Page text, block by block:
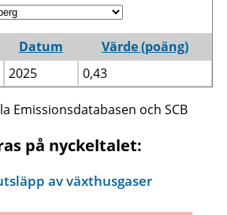
Datum
Värde (poäng)
2025 0,43
Emissionsdatabasen och SCB
på nyckeltalet:
av växthusgaser